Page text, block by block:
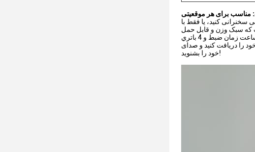
برای هر موقعیتی
کنید، یا فقط با
که سبک وزن و قابل حمل
است. با حداکثر 10 ساعت زمان ضبط و 4 باتري AA برای تامین برق،شما می توانید در فرمت MP3 با یک اسپیکر پویا و میکروفون یک طرفه ضبط کنید. این
را دریافت کنید و صدای
خود را بشنوید!